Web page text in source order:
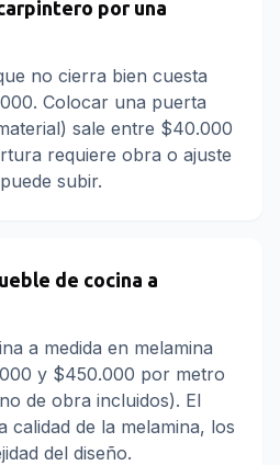
por una
no cierra bien cuesta
Colocar una puerta
sale entre $40.000
requiere obra o ajuste
subir.
de cocina a
a medida en melamina
y $450.000 por metro
de obra incluidos). El
calidad de la melamina, los
del diseño.